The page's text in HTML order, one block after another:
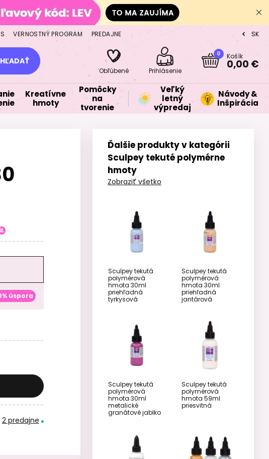
VERNOSTNÝ PROGRAM PREDAJNE CZ
SK
HĽADAŤ
Obľúbené Prihlásenie
0 Košík
0,00 €
Kreatívne
hmoty
Pomôcky
na
tvorenie
Veľký
letný
výpredaj
Návody &
Inšpirácia
úspora
2 predajne
Ďalšie produkty v kategórii
Sculpey tekuté polymérne
hmoty
Zobraziť všetko
Sculpey tekutá
polymérová
hmota 30ml
priehľadná
tyrkysová
Sculpey tekutá
polymérová
hmota 30ml
priehľadná
jantárová
Sculpey tekutá
polymérová
hmota 30ml
metalické
granátové jablko
Sculpey tekutá
polymérová
hmota 59ml
priesvitná